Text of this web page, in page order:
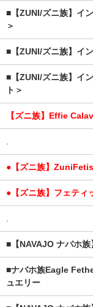
■【ZUNI/ズニ族】イ
＞
■【ZUNI/ズニ族】イ
■【ZUNI/ズニ族】イ
ト＞
【ズニ族】Effie
.
●【ズニ族】
●【ズニ族】フェティ
.
■【NAVAJO ナバホ
■ナバホ族Eagle
ュエリー